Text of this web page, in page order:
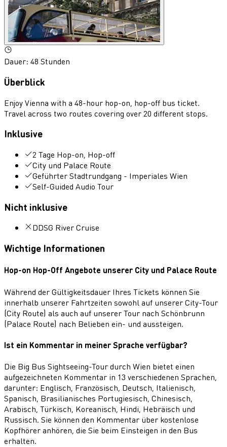
Dauer: 48 Stunden
Überblick
Enjoy Vienna with a 48-hour hop-on, hop-off bus ticket.
Travel across two routes covering over 20 different stops.
Inklusive
2 Tage Hop-on, Hop-off
City und Palace Route
Geführter Stadtrundgang - Imperiales Wien
Self-Guided Audio Tour
Nicht inklusive
DDSG River Cruise
Wichtige Informationen
Hop-on Hop-Off Angebote unserer City und Palace Route
Während der Gültigkeitsdauer Ihres Tickets können Sie
innerhalb unserer Fahrtzeiten sowohl auf unserer City-Tour
(City Route) als auch auf unserer Tour nach Schönbrunn
(Palace Route) nach Belieben ein- und aussteigen.
Ist ein Kommentar in meiner Sprache verfügbar?
Die Big Bus Sightseeing-Tour durch Wien bietet einen
aufgezeichneten Kommentar in 13 verschiedenen Sprachen,
darunter: Englisch, Französisch, Deutsch, Italienisch,
Spanisch, Brasilianisches Portugiesisch, Chinesisch,
Arabisch, Türkisch, Koreanisch, Hindi, Hebräisch und
Russisch. Sie können den Kommentar über kostenlose
Kopfhörer anhören, die Sie beim Einsteigen in den Bus
erhalten.